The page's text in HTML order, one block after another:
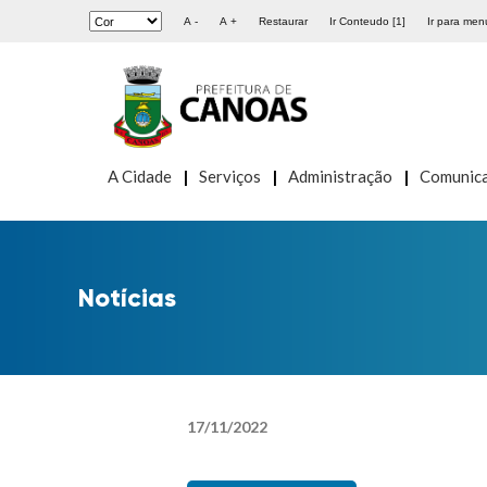
A - A + Restaurar Ir Conteudo [1] Ir para
A Cidade Serviços Administração
Notícias
17/11/2022